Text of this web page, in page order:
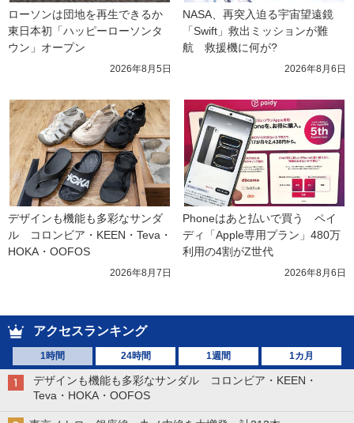
ローソンは団地を再生できるか
東日本初「ハッピーローソンタ
ウン」オープン
2026年8月5日
NASA、再突入迫る宇宙望遠鏡
「Swift」救出ミッションが難
航　救援機に何が?
2026年8月6日
デザインも機能も多彩なサンダ
ル　コロンビア・KEEN・Teva・
HOKA・OOFOS
2026年8月7日
Phoneはあと払いで買う　ペイ
ディ「Apple専用プラン」480万
利用の4割がZ世代
2026年8月6日
アクセスランキング
1時間 24時間 1週間 1カ月
デザインも機能も多彩なサンダル コロンビア・KEEN・
Teva・HOKA・OOFOS